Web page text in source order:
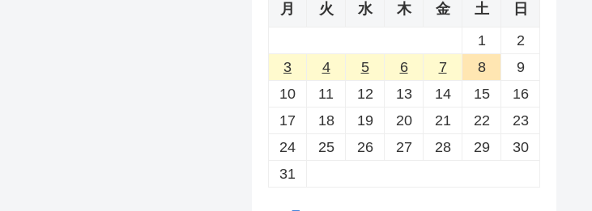
月
火 水 木 金 土
日
1
2
3
4 5 6 7 8
9
10
11 12 13 14 15
16
17
18 19 20 21 22
23
24
25 26 27 28 29
30
31